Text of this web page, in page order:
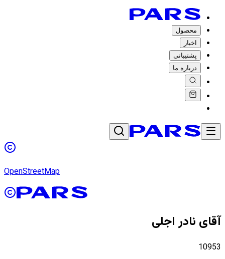
محصول
اخبار
پشتیبانی
درباره ما
OpenStreetMap
آقای نادر اجلی
10953